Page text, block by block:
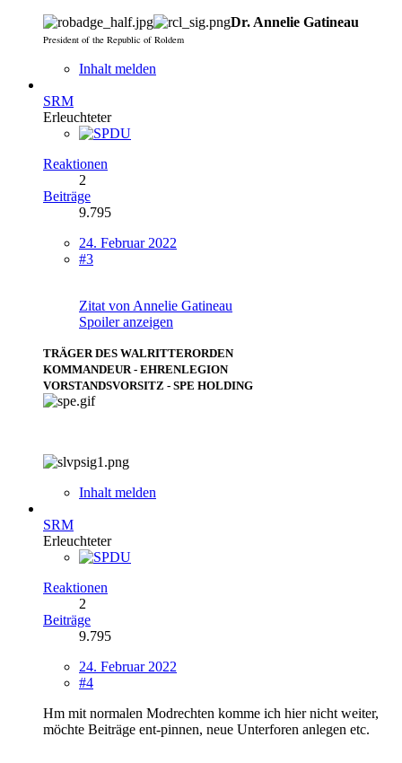
Dr. Annelie Gatineau
President of the Republic of Roldem
Inhalt melden
SRM
Erleuchteter
Reaktionen
2
Beiträge
9.795
24. Februar 2022
#3
Zitat von Annelie Gatineau
Spoiler anzeigen
TRÄGER DES WALRITTERORDEN
KOMMANDEUR - EHRENLEGION
VORSTANDSVORSITZ - SPE HOLDING
Inhalt melden
SRM
Erleuchteter
Reaktionen
2
Beiträge
9.795
24. Februar 2022
#4
Hm mit normalen Modrechten komme ich hier nicht weiter,
möchte Beiträge ent-pinnen, neue Unterforen anlegen etc.